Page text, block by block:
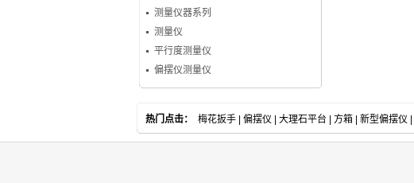
测量仪器系列
测量仪
平行度测量仪
偏摆仪测量仪
热门点击： 梅花扳手 偏摆仪 大理石平台 方箱 新型偏摆仪